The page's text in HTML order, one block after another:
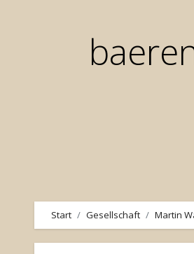
Start Gesellschaft Martin